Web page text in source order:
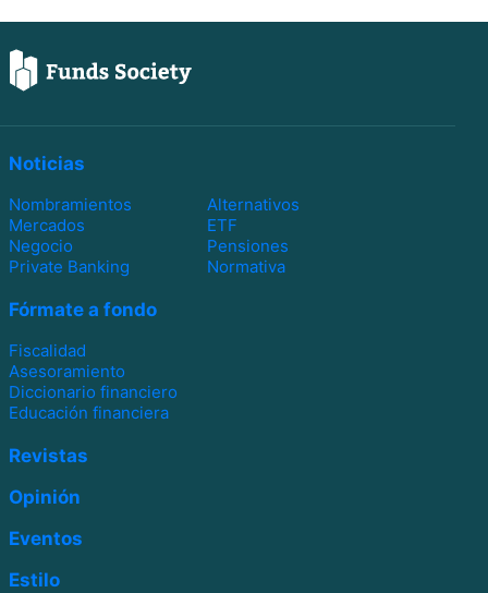
Noticias
Nombramientos
Alternativos
Mercados
ETF
Negocio
Pensiones
Private Banking
Normativa
Fórmate a fondo
Fiscalidad
Asesoramiento
Diccionario financiero
Educación financiera
Revistas
Opinión
Eventos
Estilo